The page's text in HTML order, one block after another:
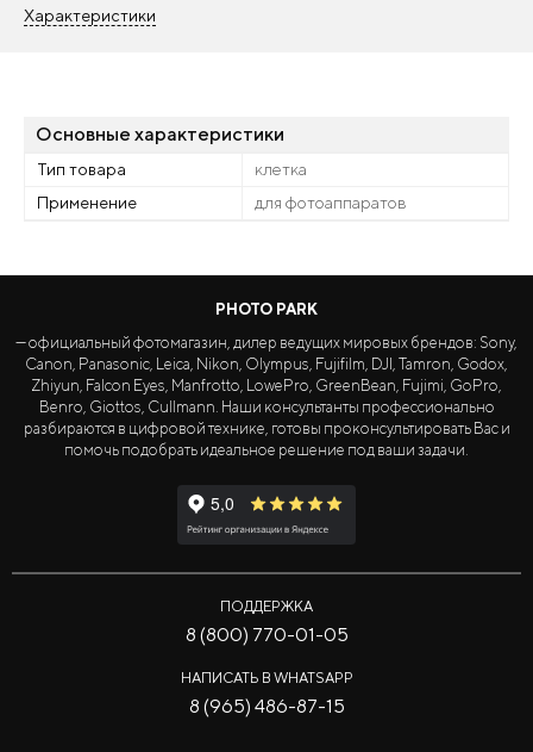
Характеристики
Основные характеристики
Тип товара
клетка
Применение
для фотоаппаратов
PHOTO PARK
— официальный фотомагазин, дилер ведущих мировых брендов: Sony,
Canon, Panasonic, Leica, Nikon, Olympus, Fujifilm, DJI, Tamron, Godox,
Zhiyun, Falcon Eyes, Manfrotto, LowePro, GreenBean, Fujimi, GoPro,
Benro, Giottos, Cullmann. Наши консультанты профессионально
разбираются в цифровой технике, готовы проконсультировать Вас и
помочь подобрать идеальное решение под ваши задачи.
ПОДДЕРЖКА
8 (800) 770-01-05
НАПИСАТЬ В WHATSAPP
8 (965) 486-87-15